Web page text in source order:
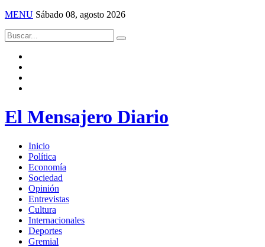
MENU Sábado 08, agosto 2026
El Mensajero Diario
Inicio
Política
Economía
Sociedad
Opinión
Entrevistas
Cultura
Internacionales
Deportes
Gremial